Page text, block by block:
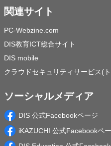
関連サイト
PC-Webzine.com
DIS教育ICT総合サイト
DIS mobile
クラウドセキュリティサービス(
ソーシャルメディア
DIS 公式Facebookページ
iKAZUCHI 公式Facebookペ